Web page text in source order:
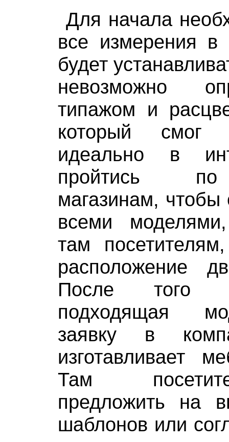
Для начала
все измерения в
будет
невозможно
типажом и
который смог
идеально в
пройтись
магазинам, чтобы
всеми
там
расположение
После того
подходящая
заявку в
изготавливает
Там
предложить на
шаблонов или